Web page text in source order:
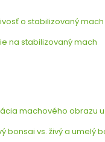
o stabilizovaný
na stabilizovaný mach
machového obrazu
bonsai vs. živý a umelý